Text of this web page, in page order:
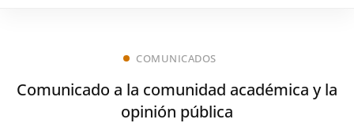
COMUNICADOS
Comunicado a la comunidad académica y la
opinión pública